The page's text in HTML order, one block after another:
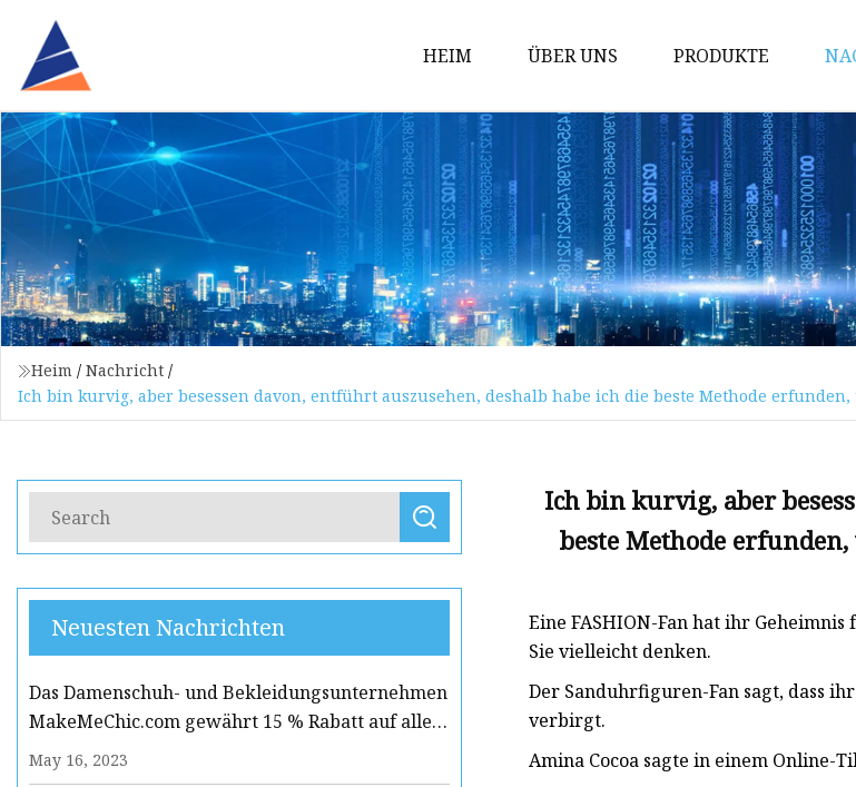
HEIM ÜBER UNS PRODUKTE
Body Shaper
Damen-
Damenhöschen
Damen-Cami
Damen-
Damen-Shapewear
Sportoberteile für
Sportanzug für
Heim / Nachricht /
Ich bin kurvig, aber besessen davon, entführt auszusehen, deshalb habe ich die beste Methode
Neuesten Nachrichten
Das Damenschuh- und Bekleidungsunternehmen
MakeMeChic.com gewährt 15 % Rabatt auf alle
Clubkleider
May 16, 2023
Ich bin kurvig, aber
beste Methode
Eine FASHION-Fan hat ihr
Sie vielleicht denken.
Der Sanduhrfiguren-Fan sagt, dass
verbirgt.
Amina Cocoa sagte in einem Online-